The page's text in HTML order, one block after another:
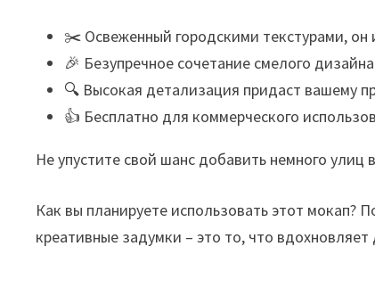
✂️ Освеженный городскими текстурами, он
🎉 Безупречное сочетание смелого
🔍 Высокая детализация придаст вашему
👍 Бесплатно для коммерческого
Не упустите свой шанс добавить немного улиц
Как вы планируете использовать этот
креативные задумки – это то, что вдохновляет